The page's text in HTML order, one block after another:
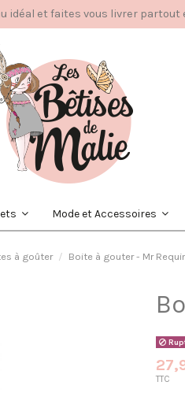
idéal et faites vous livrer
Mode et Accessoires
à goûter Boite à gouter - Mr
TTC